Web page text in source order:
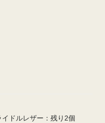
ドルレザー：残り2個